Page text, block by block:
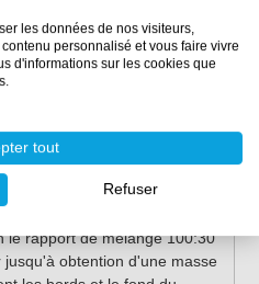
verre
de carbone
de l'époxy
le rapport de mélange 100:30
obtention d'une masse
les données de nos visiteurs,
personnalisé et vous faire vivre
d'informations sur les cookies que
tout
Refuser